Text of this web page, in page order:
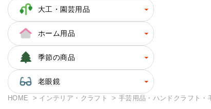
HOME インテリア・クラフト 手芸用品・ハンドクラフト・
大工・園芸用品
ホーム用品
季節の商品
老眼鏡